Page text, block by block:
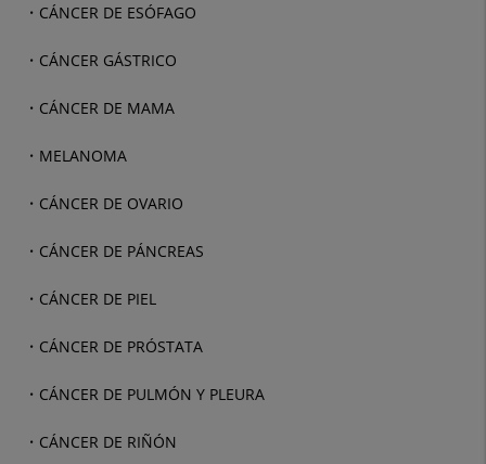
CÁNCER DE ESÓFAGO
CÁNCER GÁSTRICO
CÁNCER DE MAMA
MELANOMA
CÁNCER DE OVARIO
CÁNCER DE PÁNCREAS
CÁNCER DE PIEL
CÁNCER DE PRÓSTATA
CÁNCER DE PULMÓN Y PLEURA
CÁNCER DE RIÑÓN